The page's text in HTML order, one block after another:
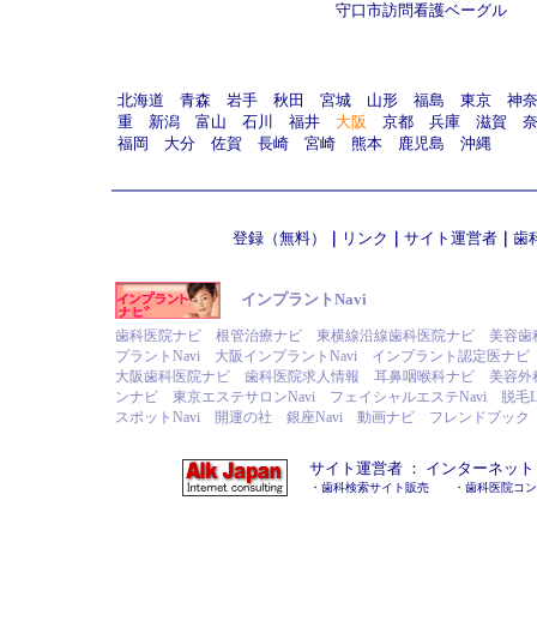
守口市訪問看護ベーグル
北海道 青森 岩手 秋田 宮城 山形 福島 東京
神
重
新潟 富山 石川 福井 大阪 京都 兵庫 滋賀
福岡
大分 佐賀 長崎 宮崎 熊本 鹿児島 沖縄
登録（無料） リンク サイト運営者｜ 歯
インプラントNavi
歯科医院ナビ 根管治療ナビ 東横線沿線歯科医院ナビ
美容歯
プラントNavi
大阪インプラントNavi
インプラント認定医ナビ
大阪歯科医院ナビ
歯科医院求人情報 耳鼻咽喉科ナビ
美容外
ンナビ
東京エステサロンNavi フェイシャルエステNavi
脱毛
スポットNavi
開運の社 銀座Navi 動画ナビ フレンドブック
サイト運営者 ： インターネッ
・ 歯科検索サイト販売 ・ 歯科医院コ